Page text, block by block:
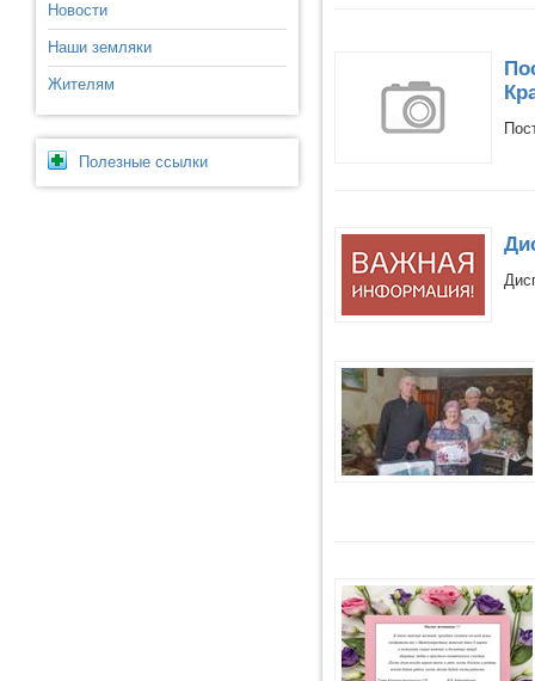
Новости
Наши земляки
Жителям
Полезные ссылки